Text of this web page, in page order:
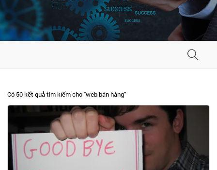
Có 50 kết quả tìm kiếm cho "web bán hàng"